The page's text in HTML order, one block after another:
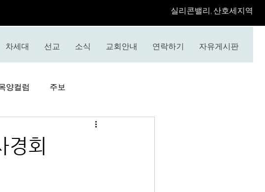
​실리콘밸리, 산호세지역
차세대 선교 소식 교회안내 연락하기 자유게시판
양컬럼 주보
회